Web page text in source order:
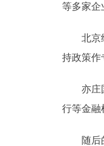
等多家企
北京经
持政策作
亦庄国
行等金融
随后的